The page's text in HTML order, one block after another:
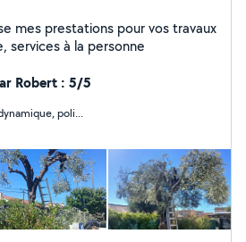
prestations pour vos travaux
services à la personne
Robert : 5/5
poli...